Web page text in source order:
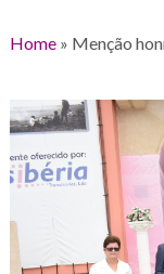
Home» Menção